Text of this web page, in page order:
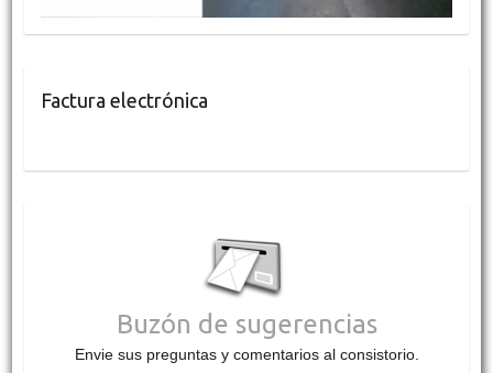
Factura electrónica
Buzón de sugerencias
Envie sus preguntas y comentarios al consistorio.